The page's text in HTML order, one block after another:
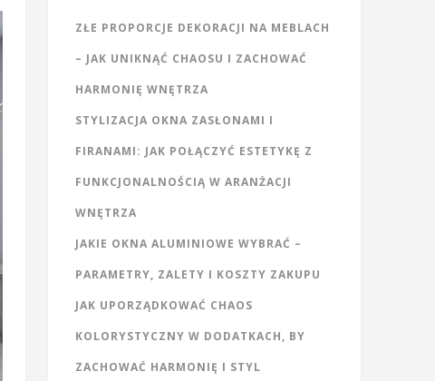
ZŁE PROPORCJE DEKORACJI NA MEBLACH
– JAK UNIKNĄĆ CHAOSU I ZACHOWAĆ
HARMONIĘ WNĘTRZA
STYLIZACJA OKNA ZASŁONAMI I
FIRANAMI: JAK POŁĄCZYĆ ESTETYKĘ Z
FUNKCJONALNOŚCIĄ W ARANŻACJI
WNĘTRZA
JAKIE OKNA ALUMINIOWE WYBRAĆ –
PARAMETRY, ZALETY I KOSZTY ZAKUPU
JAK UPORZĄDKOWAĆ CHAOS
KOLORYSTYCZNY W DODATKACH, BY
ZACHOWAĆ HARMONIĘ I STYL